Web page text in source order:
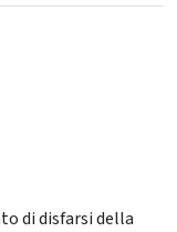
di disfarsi della